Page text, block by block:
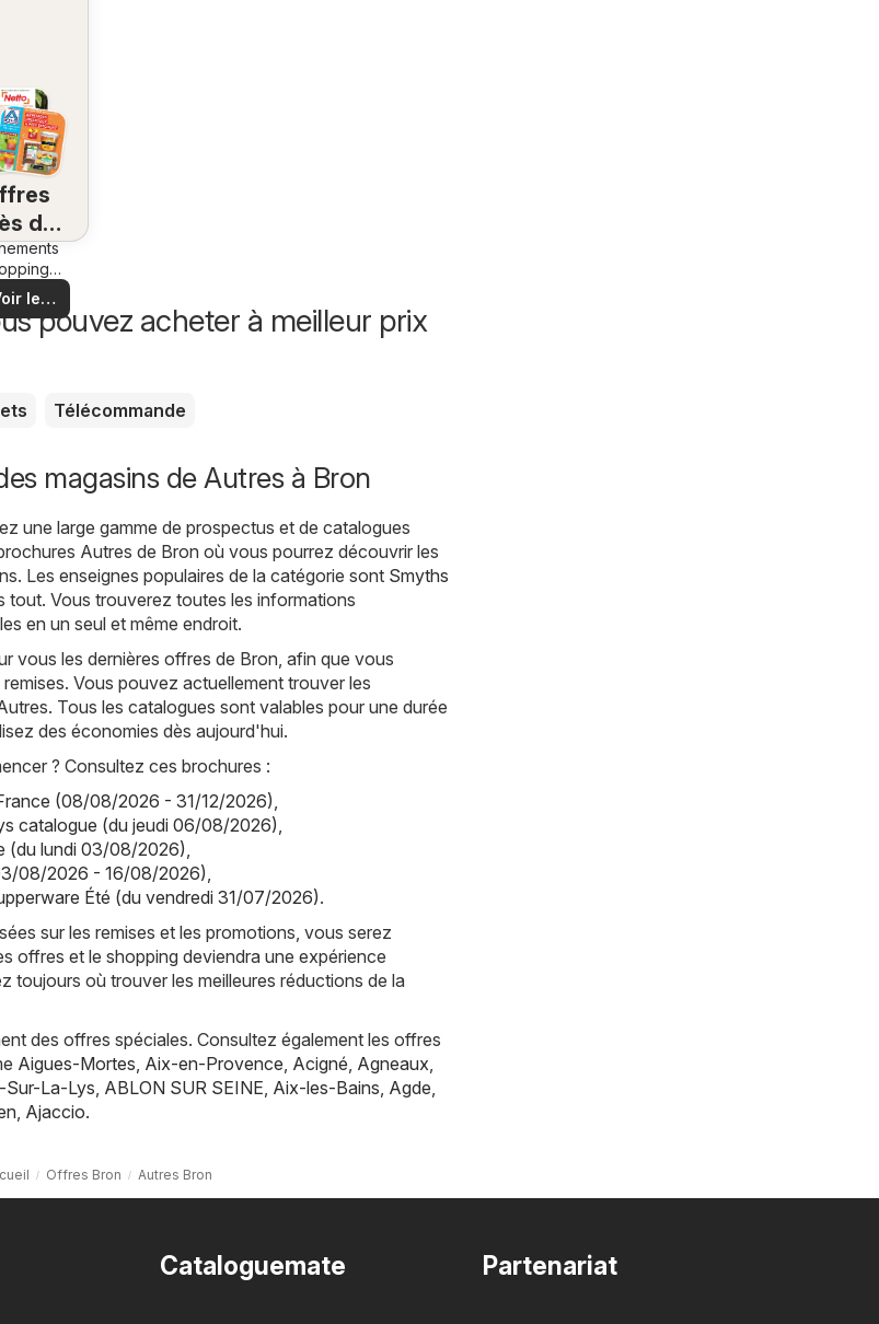
de
et
les
pouvez acheter à meilleur prix
Télécommande
magasins de Autres à Bron
une large gamme de prospectus et de catalogues
Autres de Bron où vous pourrez découvrir les
Les enseignes populaires de la catégorie sont Smyths
tout. Vous trouverez toutes les informations
en un seul et même endroit.
vous les dernières offres de Bron, afin que vous
Vous pouvez actuellement trouver les
Tous les catalogues sont valables pour une durée
des économies dès aujourd'hui.
? Consultez ces brochures :
(08/08/2026 - 31/12/2026)
catalogue (du jeudi 06/08/2026)
(du lundi 03/08/2026)
08/2026 - 16/08/2026)
Été (du vendredi 31/07/2026).
sur les remises et les promotions, vous serez
offres et le shopping deviendra une expérience
toujours où trouver les meilleures réductions de la
des offres spéciales. Consultez également les offres
Aigues-Mortes Aix-en-Provence Acigné Agneaux
Sur-La-Lys ABLON SUR SEINE Aix-les-Bains Agde
Ajaccio.
Offres Bron Autres Bron
Cataloguemate Partenariat